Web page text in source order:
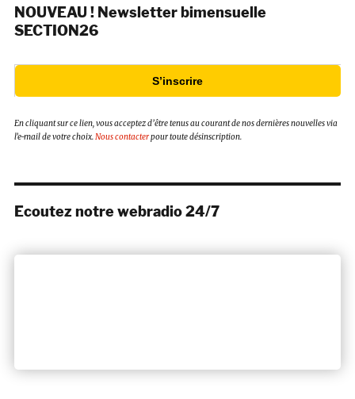
NOUVEAU ! Newsletter bimensuelle
SECTION26
S’inscrire
En cliquant sur ce lien, vous acceptez d’être tenus au courant de nos dernières nouvelles via
l’e-mail de votre choix.Nous contacterpour toute désinscription.
Ecoutez notre webradio 24/7